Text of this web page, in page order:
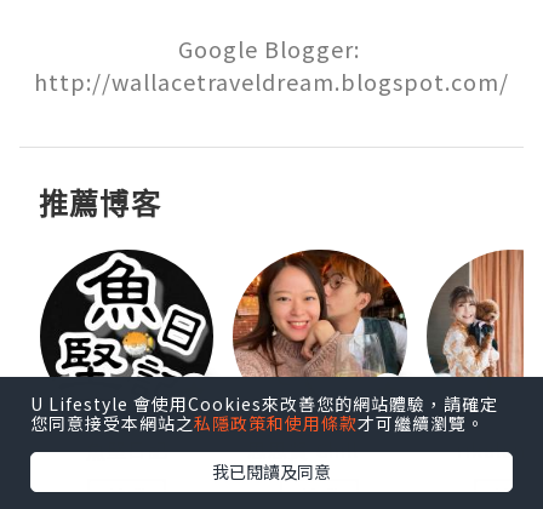
Google Blogger:
http://wallacetraveldream.blogspot.com/
推薦博客
魚堅日記
追蹤
思思賢 ChillMyBabe
追蹤 追蹤
U Lifestyle 會使用Cookies來改善您的網站體驗，請確定
您同意接受本網站之私隱政策和使用條款才可繼續瀏覽。
我已閱讀及同意